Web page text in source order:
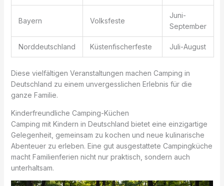
Bayern Volksfeste
Juni-
September
Norddeutschland Küstenfischerfeste Juli-August
Diese vielfältigen Veranstaltungen machen Camping in
Deutschland zu einem unvergesslichen Erlebnis für die
ganze Familie.
Kinderfreundliche Camping-Küchen
Camping mit Kindern in Deutschland bietet eine einzigartige
Gelegenheit, gemeinsam zu kochen und neue kulinarische
Abenteuer zu erleben. Eine gut ausgestattete Campingküche
macht Familienferien nicht nur praktisch, sondern auch
unterhaltsam.